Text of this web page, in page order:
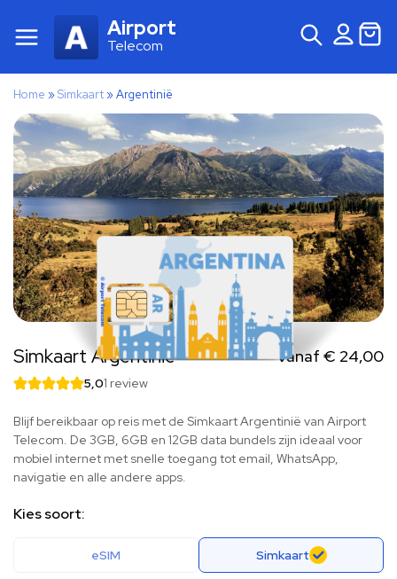
Airport
Telecom
Home »Simkaart»Argentinië
Simkaart Argentinië Vanaf € 24,00
5,01 review
Blijf bereikbaar op reis met de Simkaart Argentinië van Airport
Telecom. De 3GB, 6GB en 12GB data bundels zijn ideaal voor
mobiel internet met snelle toegang tot email, WhatsApp,
navigatie en alle andere apps.
Kies soort:
eSIM Simkaart